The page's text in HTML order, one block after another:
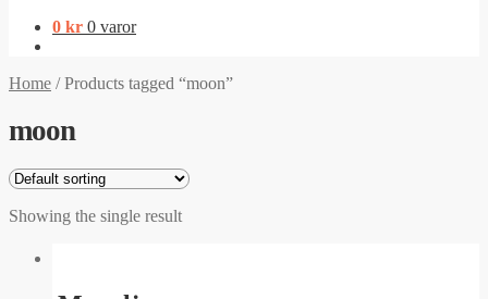
0 kr 0 varor
Home /Products tagged “moon”
moon
Showing the single result